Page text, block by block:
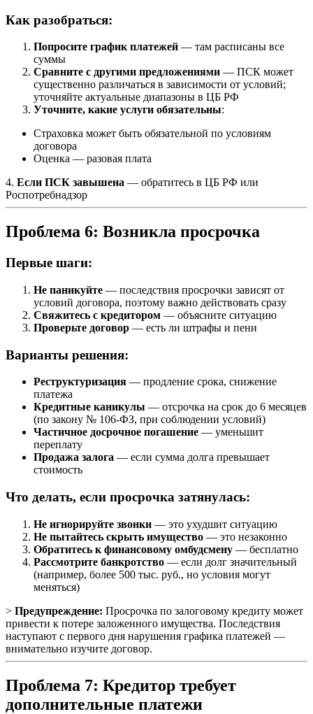
Как разобраться:
Попросите график платежей — там расписаны все
суммы
Сравните с другими предложениями — ПСК может
существенно различаться в зависимости от условий;
уточняйте актуальные диапазоны в ЦБ РФ
Уточните, какие услуги обязательны:
Страховка может быть обязательной по условиям
договора
Оценка — разовая плата
4. Если ПСК завышена — обратитесь в ЦБ РФ или
Роспотребнадзор
Проблема 6: Возникла просрочка
Первые шаги:
Не паникуйте — последствия просрочки зависят от
условий договора, поэтому важно действовать сразу
Свяжитесь с кредитором — объясните ситуацию
Проверьте договор — есть ли штрафы и пени
Варианты решения:
Реструктуризация — продление срока, снижение
платежа
Кредитные каникулы — отсрочка на срок до 6 месяцев
(по закону № 106-ФЗ, при соблюдении условий)
Частичное досрочное погашение — уменьшит
переплату
Продажа залога — если сумма долга превышает
стоимость
Что делать, если просрочка затянулась:
Не игнорируйте звонки — это ухудшит ситуацию
Не пытайтесь скрыть имущество — это незаконно
Обратитесь к финансовому омбудсмену — бесплатно
Рассмотрите банкротство — если долг значительный
(например, более 500 тыс. руб., но условия могут
меняться)
> Предупреждение: Просрочка по залоговому кредиту может
привести к потере заложенного имущества. Последствия
наступают с первого дня нарушения графика платежей —
внимательно изучите договор.
Проблема 7: Кредитор требует
дополнительные платежи